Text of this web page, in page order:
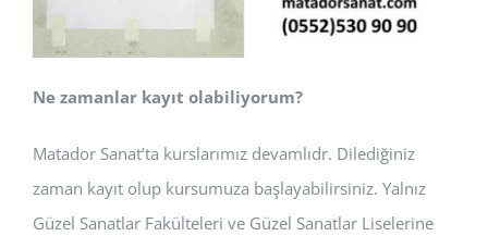
Ne zamanlar kayıt olabiliyorum?
Matador Sanat’ta kurslarımız devamlıdr. Dilediğiniz
zaman kayıt olup kursumuza başlayabilirsiniz. Yalnız
Güzel Sanatlar Fakülteleri ve Güzel Sanatlar Liselerine